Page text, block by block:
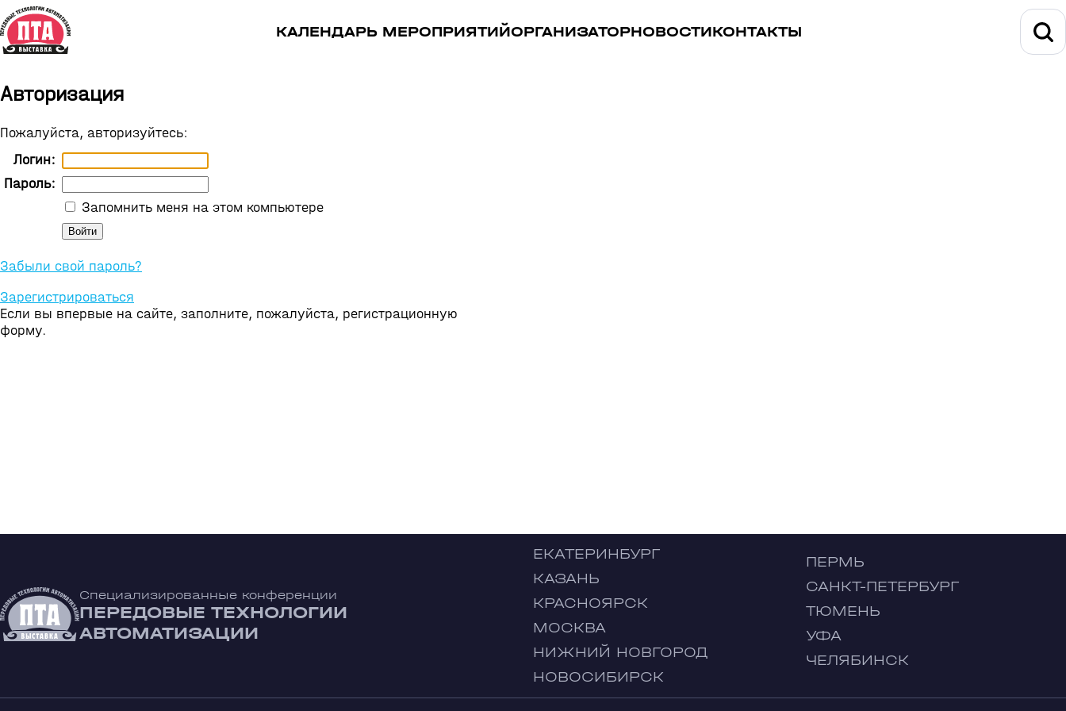
КАЛЕНДАРЬ МЕРОПРИЯТИЙОРГАНИЗАТОРНОВОСТИКОНТАКТЫ
Авторизация
Пожалуйста, авторизуйтесь:
Логин:
Пароль:
Запомнить меня на этом компьютере
Забыли свой пароль?
Зарегистрироваться
Если вы впервые на сайте, заполните, пожалуйста, регистрационную
форму.
Специализированные конференции
ПЕРЕДОВЫЕ ТЕХНОЛОГИИ
АВТОМАТИЗАЦИИ
ЕКАТЕРИНБУРГ
КАЗАНЬ
КРАСНОЯРСК
МОСКВА
НИЖНИЙ НОВГОРОД
НОВОСИБИРСК
ПЕРМЬ
САНКТ-ПЕТЕРБУРГ
ТЮМЕНЬ
УФА
ЧЕЛЯБИНСК